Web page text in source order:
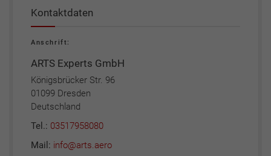
Kontaktdaten
Anschrift:
ARTS Experts GmbH
Königsbrücker Str. 96
01099 Dresden
Deutschland
Tel.: 03517958080
Mail: info@arts.aero